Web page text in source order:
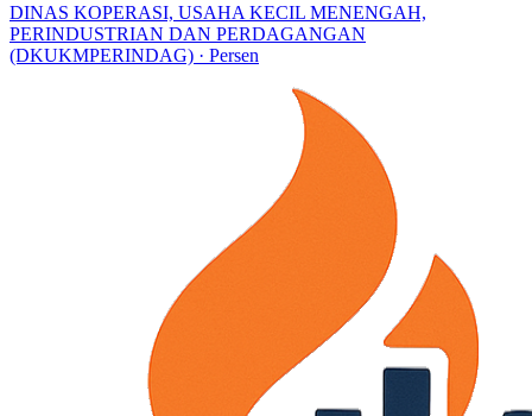
DINAS KOPERASI, USAHA KECIL MENENGAH,
PERINDUSTRIAN DAN PERDAGANGAN
(DKUKMPERINDAG) · Persen